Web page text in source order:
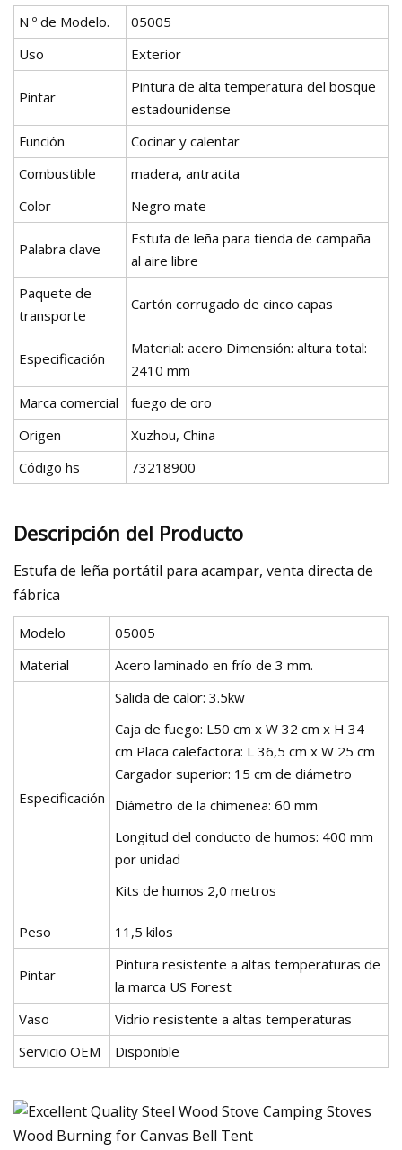
N º de Modelo.
05005
Uso
Exterior
Pintar
Pintura de alta temperatura del bosque
estadounidense
Función
Cocinar y calentar
Combustible
madera, antracita
Color
Negro mate
Palabra clave
Estufa de leña para tienda de campaña
al aire libre
Paquete de
transporte
Cartón corrugado de cinco capas
Especificación
Material: acero Dimensión: altura total:
2410 mm
Marca comercial
fuego de oro
Origen
Xuzhou, China
Código hs
73218900
Descripción del Producto
Estufa de leña portátil para acampar, venta directa de
fábrica
Modelo
05005
Material
Acero laminado en frío de 3 mm.
Especificación
Salida de calor: 3.5kw
Caja de fuego: L50 cm x W 32 cm x H 34
cm Placa calefactora: L 36,5 cm x W 25 cm
Cargador superior: 15 cm de diámetro
Diámetro de la chimenea: 60 mm
Longitud del conducto de humos: 400 mm
por unidad
Kits de humos 2,0 metros
Peso 11,5 kilos
Pintar
Pintura resistente a altas temperaturas de
la marca US Forest
Vaso
Vidrio resistente a altas temperaturas
Servicio OEM
Disponible